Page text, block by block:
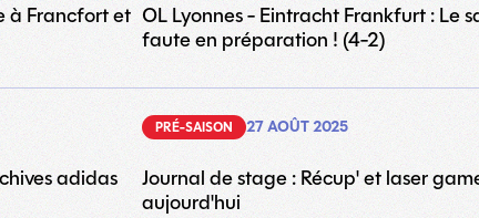
à Francfort et OL Lyonnes - Eintracht Frankfurt : Le
faute en préparation ! (4-2)
adidas
PRÉ-SAISON 27 AOÛT 2025
Journal de stage : Récup' et laser
aujourd'hui